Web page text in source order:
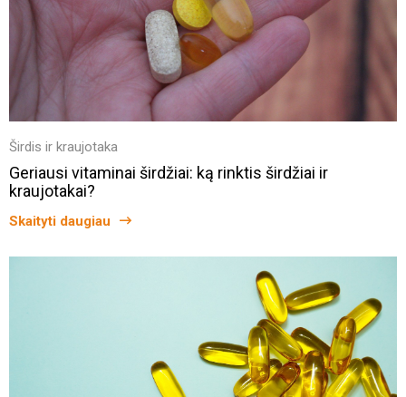
Širdis ir kraujotaka
Geriausi vitaminai širdžiai: ką rinktis širdžiai ir
kraujotakai?
Skaityti daugiau